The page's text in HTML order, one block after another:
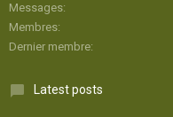
Messages
Membres
Dernier membre
Latest posts